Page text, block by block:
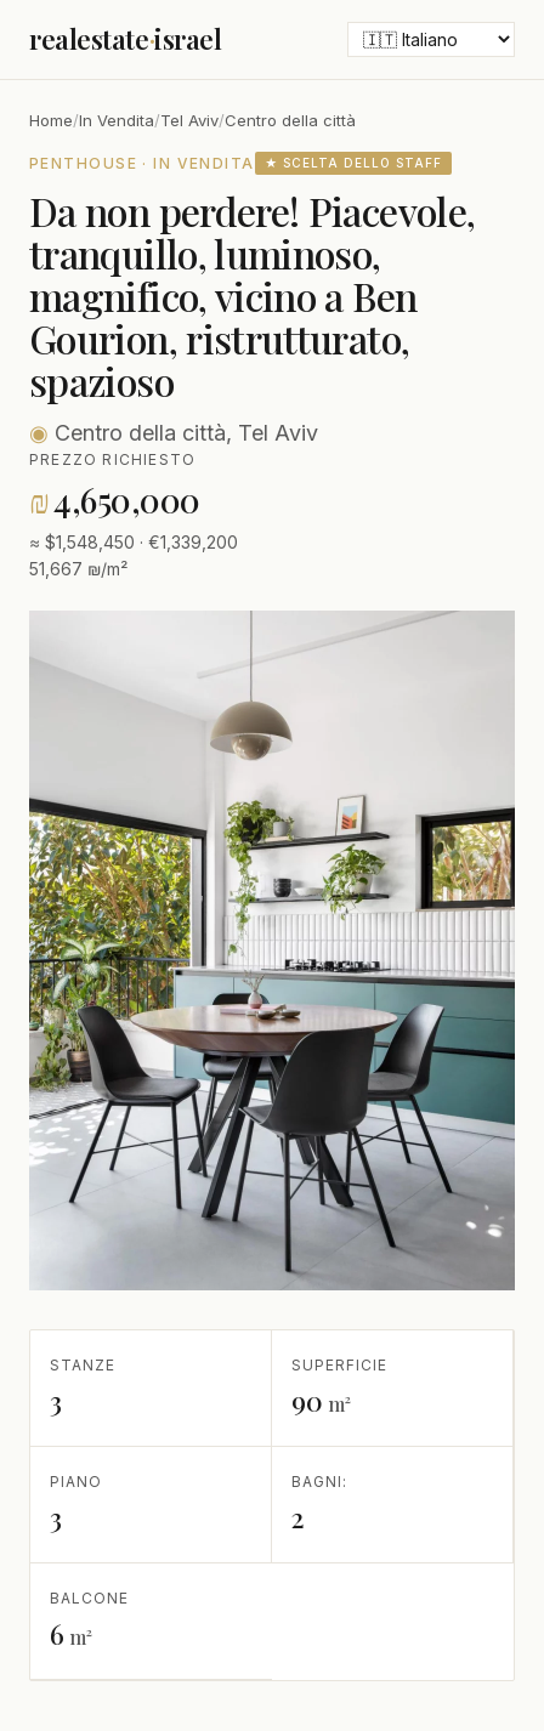
realestate·israel
Home/In Vendita/Tel Aviv/Centro della città
PENTHOUSE · IN VENDITA ★ SCELTA DELLO STAFF
Da non perdere! Piacevole,
tranquillo, luminoso,
magnifico, vicino a Ben
Gourion, ristrutturato,
spazioso
◉ Centro della città, Tel Aviv
PREZZO RICHIESTO
₪4,650,000
≈ $1,548,450 · €1,339,200
51,667 ₪/m²
STANZE
3
SUPERFICIE
90 m²
PIANO
3
BAGNI:
2
BALCONE
6 m²